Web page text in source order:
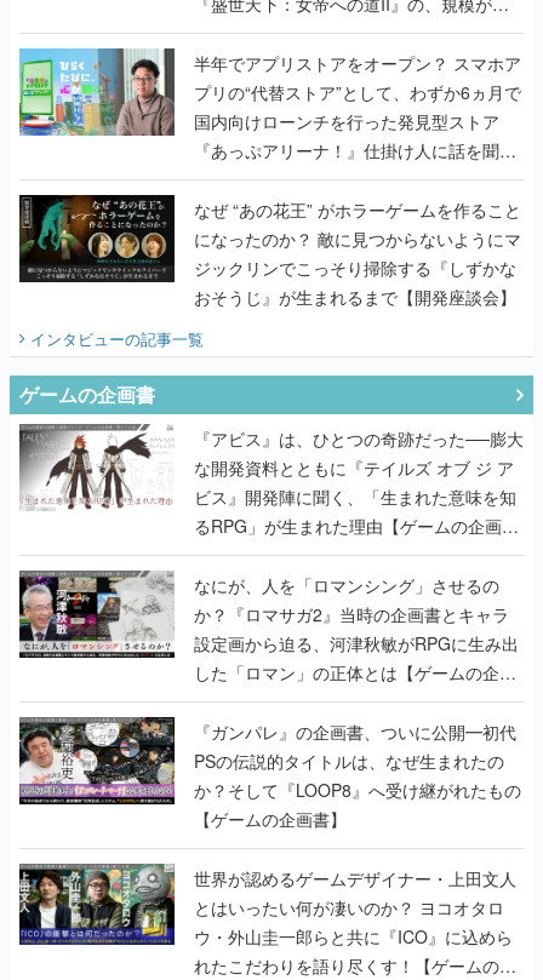
うこだわりをプロデューサーに聞いた
半年でアプリストアをオープン？ スマホア
プリの“代替ストア”として、わずか6ヵ月で
国内向けローンチを行った発見型ストア
『あっぷアリーナ！』仕掛け人に話を聞い
てみた
なぜ “あの花王” がホラーゲームを作ること
になったのか？ 敵に見つからないようにマ
ジックリンでこっそり掃除する『しずかな
おそうじ』が生まれるまで【開発座談会】
インタビューの記事一覧
ゲームの企画書
『アビス』は、ひとつの奇跡だった──膨大
な開発資料とともに『テイルズ オブ ジ ア
ビス』開発陣に聞く、「生まれた意味を知
るRPG」が生まれた理由【ゲームの企画
書】
なにが、人を「ロマンシング」させるの
か？『ロマサガ2』当時の企画書とキャラ
設定画から迫る、河津秋敏がRPGに生み出
した「ロマン」の正体とは【ゲームの企画
書】
『ガンパレ』の企画書、ついに公開━初代
PSの伝説的タイトルは、なぜ生まれたの
か？そして『LOOP8』へ受け継がれたもの
【ゲームの企画書】
世界が認めるゲームデザイナー・上田文人
とはいったい何が凄いのか？ ヨコオタロ
ウ・外山圭一郎らと共に『ICO』に込めら
れたこだわりを語り尽くす！【ゲームの企